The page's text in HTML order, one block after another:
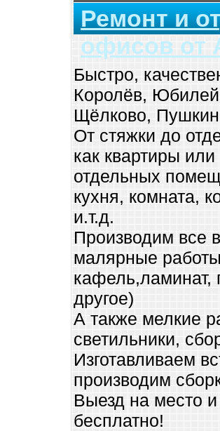
Ремонт и
офисов от
Быстро,
Королёв,
Щёлково,
От стяжки до
как квартиры
отдельных
кухня, комната,
и.т.д.
Производим все
малярные
кафель,ламинат,
другое)
А также мелкие
светильники,
Изготавливаем
производим
Выезд на место
бесплатно!